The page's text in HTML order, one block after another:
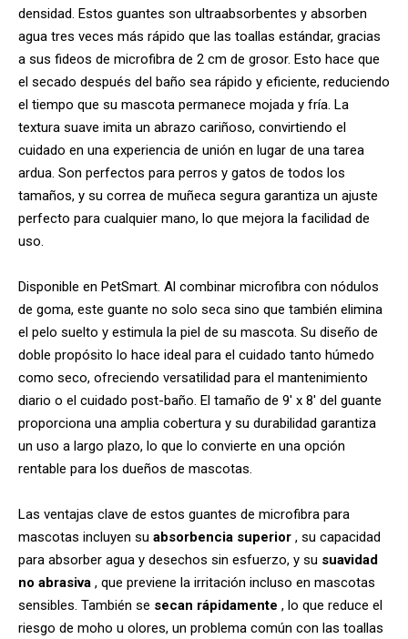
densidad. Estos guantes son ultraabsorbentes y absorben
agua tres veces más rápido que las toallas estándar, gracias
a sus fideos de microfibra de 2 cm de grosor. Esto hace que
el secado después del baño sea rápido y eficiente, reduciendo
el tiempo que su mascota permanece mojada y fría. La
textura suave imita un abrazo cariñoso, convirtiendo el
cuidado en una experiencia de unión en lugar de una tarea
ardua. Son perfectos para perros y gatos de todos los
tamaños, y su correa de muñeca segura garantiza un ajuste
perfecto para cualquier mano, lo que mejora la facilidad de
uso.
Disponible en PetSmart. Al combinar microfibra con nódulos
de goma, este guante no solo seca sino que también elimina
el pelo suelto y estimula la piel de su mascota. Su diseño de
doble propósito lo hace ideal para el cuidado tanto húmedo
como seco, ofreciendo versatilidad para el mantenimiento
diario o el cuidado post-baño. El tamaño de 9' x 8' del guante
proporciona una amplia cobertura y su durabilidad garantiza
un uso a largo plazo, lo que lo convierte en una opción
rentable para los dueños de mascotas.
Las ventajas clave de estos guantes de microfibra para
mascotas incluyen su absorbencia superior , su capacidad
para absorber agua y desechos sin esfuerzo, y su suavidad
no abrasiva , que previene la irritación incluso en mascotas
sensibles. También se secan rápidamente , lo que reduce el
riesgo de moho u olores, un problema común con las toallas